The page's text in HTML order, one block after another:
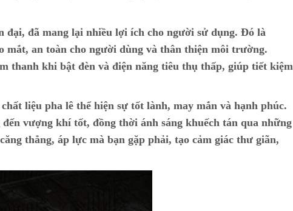
đại, đã mang lại nhiều lợi ích cho người sử dụng. Đó là
mắt, an toàn cho người dùng và thân thiện môi trường.
thanh khi bật đèn và điện năng tiêu thụ thấp, giúp tiết kiệm
liệu pha lê thể hiện sự tốt lành, may mắn và hạnh phúc.
vượng khí tốt, đồng thời ánh sáng khuếch tán qua những
thẳng, áp lực mà bạn gặp phải, tạo cảm giác thư giãn,